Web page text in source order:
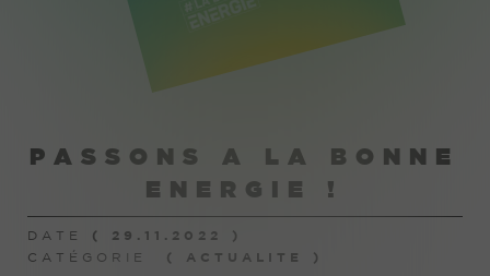
PASSONS A LA BONNE
ENERGIE !
DATE ( 29.11.2022 )
CATÉGORIE ( ACTUALITE )